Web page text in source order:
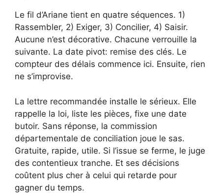
Le fil d’Ariane tient en quatre séquences. 1)
Rassembler, 2) Exiger, 3) Concili­er, 4) Saisir.
Aucune n’est décorative. Chacune verrouille la
suivante. La date pivot: remise des clés. Le
compteur des délais commence ici. Ensuite, rien
ne s’improvise.
La lettre recommandée installe le sérieux. Elle
rappelle la loi, liste les pièces, fixe une date
butoir. Sans réponse, la commission
départementale de conciliation joue le sas.
Gratuite, rapide, utile. Si l’issue se ferme, le juge
des contentieux tranche. Et ses décisions
coûtent plus cher à celui qui retarde pour
gagner du temps.